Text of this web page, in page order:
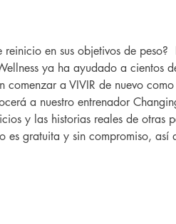
en sus objetivos de peso?
ya ha ayudado a cientos
a VIVIR de nuevo
a nuestro entrenador
y las historias reales de otras
gratuita y sin compromiso, así